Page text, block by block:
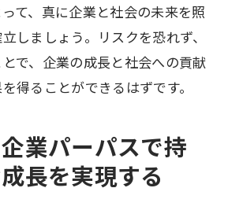
て、真に企業と社会の未来を照
しましょう。リスクを恐れず、
で、企業の成長と社会への貢献
得ることができるはずです。
業パーパスで持
長を実現する